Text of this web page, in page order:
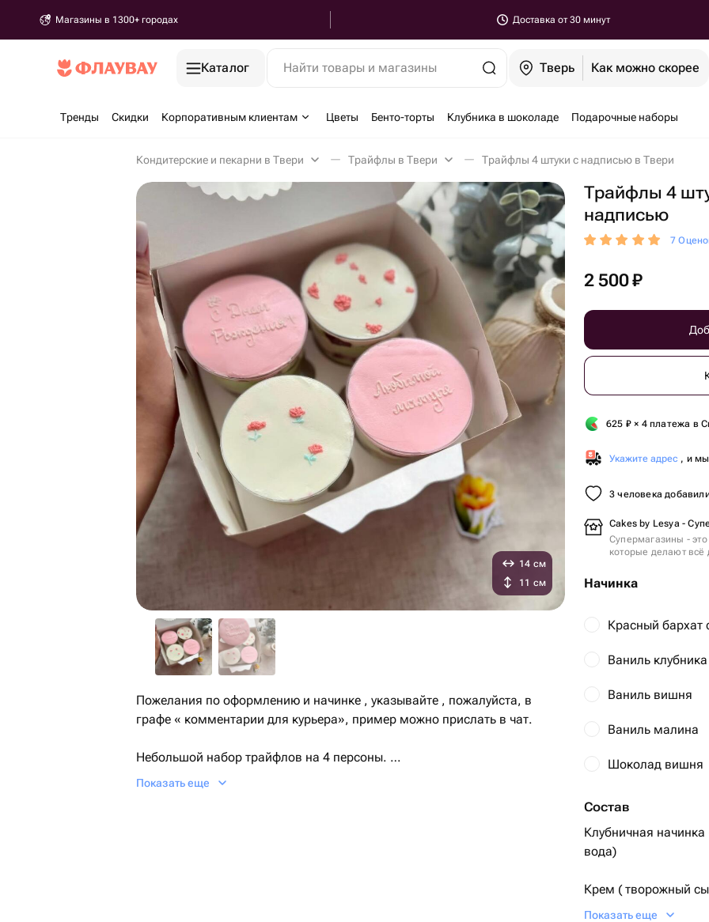
Магазины в 1300+ городах Доставка от 30 минут
Каталог Найти товары и магазины Тверь Как можно скорее
Тренды Скидки Корпоративным клиентам Цветы Бенто-торты Клубника в шоколаде Подарочные наборы
Кондитерские и пекарни в Твери Трайфлы в Твери Трайфлы 4 штуки с надписью в Твери
Трайфлы 4
надписью
7
2 500₽
625 ₽ × 4 платежа в
Укажите адрес , и мы
3 человека
Cakes by Lesya -
Супермагазины -
которые делают всё
Начинка
Красный бархат
Ваниль клубника
Ваниль вишня
Ваниль малина
Шоколад вишня
Состав
Клубничная
вода)
Крем ( творожный
82.5% , сахарная пудра )
Показать еще
14 см
11 см
Пожелания по оформлению и начинке , указывайте , пожалуйста, в
графе « комментарии для курьера», пример можно прислать в чат.
Небольшой набор трайфлов на 4 персоны.
Упакован в коробку с прозрачной крышкой, перевязан атласной
Показать еще